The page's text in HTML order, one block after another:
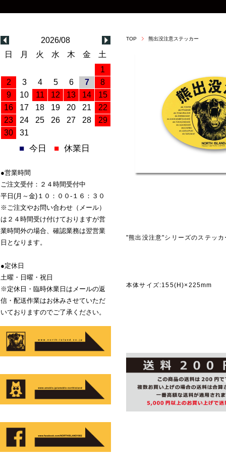
TOP 熊出没注意ステッカー
"熊出没注意"シリーズのステッカ
本体サイズ:155(H)×225mm
2026/08
日
月 火 水 木 金
土
1
2
3 4 5 6 7
8
9
10 11 12 13 14
15
16
17 18 19 20 21
22
23
24 25 26 27 28
29
30
31
■ 今日 ■ 休業日
●営業時間
ご注文受付：２４時間受付中
平日(月～金)１０：００-１６：３０
※ご注文やお問い合わせ（メール）
は２４時間受け付けておりますが営
業時間外の場合、確認業務は翌営業
日となります。
●定休日
土曜・日曜・祝日
※定休日・臨時休業日はメールの返
信・配送作業はお休みさせていただ
いておりますのでご了承ください。